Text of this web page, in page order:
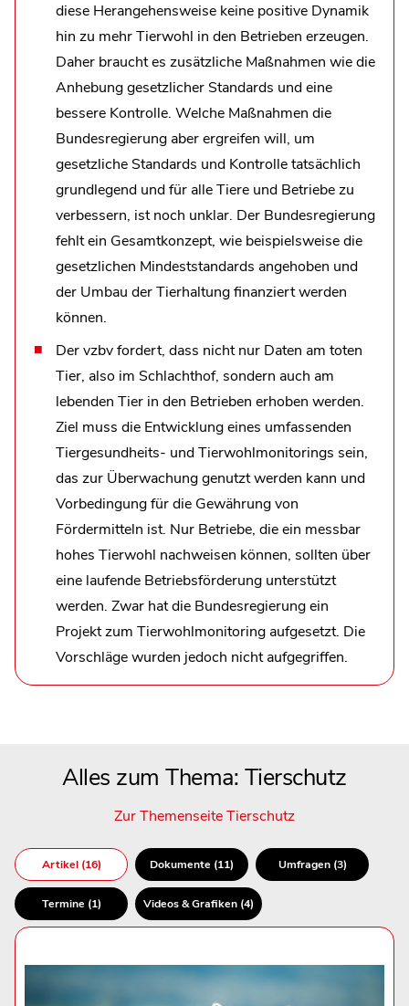
diese Herangehensweise keine positive Dynamik
hin zu mehr Tierwohl in den Betrieben erzeugen.
Daher braucht es zusätzliche Maßnahmen wie die
Anhebung gesetzlicher Standards und eine
bessere Kontrolle. Welche Maßnahmen die
Bundesregierung aber ergreifen will, um
gesetzliche Standards und Kontrolle tatsächlich
grundlegend und für alle Tiere und Betriebe zu
verbessern, ist noch unklar. Der Bundesregierung
fehlt ein Gesamtkonzept, wie beispielsweise die
gesetzlichen Mindeststandards angehoben und
der Umbau der Tierhaltung finanziert werden
können.
Der vzbv fordert, dass nicht nur Daten am toten
Tier, also im Schlachthof, sondern auch am
lebenden Tier in den Betrieben erhoben werden.
Ziel muss die Entwicklung eines umfassenden
Tiergesundheits- und Tierwohlmonitorings sein,
das zur Überwachung genutzt werden kann und
Vorbedingung für die Gewährung von
Fördermitteln ist. Nur Betriebe, die ein messbar
hohes Tierwohl nachweisen können, sollten über
eine laufende Betriebsförderung unterstützt
werden. Zwar hat die Bundesregierung ein
Projekt zum Tierwohlmonitoring aufgesetzt. Die
Vorschläge wurden jedoch nicht aufgegriffen.
Alles zum Thema: Tierschutz
Zur Themenseite Tierschutz
Artikel (16) Dokumente (11) Umfragen (3)
Termine (1) Videos & Grafiken (4)